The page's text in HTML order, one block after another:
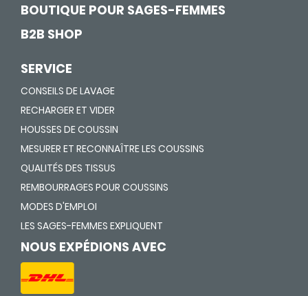
BOUTIQUE POUR SAGES-FEMMES
B2B SHOP
SERVICE
CONSEILS DE LAVAGE
RECHARGER ET VIDER
HOUSSES DE COUSSIN
MESURER ET RECONNAÎTRE LES COUSSINS
QUALITÉS DES TISSUS
REMBOURRAGES POUR COUSSINS
MODES D'EMPLOI
LES SAGES-FEMMES EXPLIQUENT
NOUS EXPÉDIONS AVEC